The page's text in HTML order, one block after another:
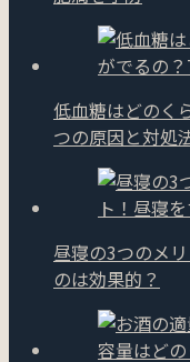
低血糖はどのく
つの原因と対処
昼寝の3つのメ
のは効果的？